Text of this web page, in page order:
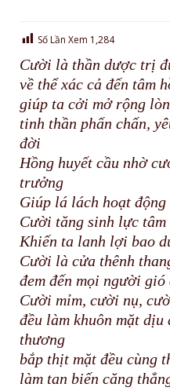
Số Lần Xem 1,284
Cười là thần dược trị
về thể xác cả đến tâm
giúp ta cởi mở rộng
tinh thần phấn chấn,
đời
Hồng huyết cầu nhờ
trưởng
Giúp lá lách hoạt động
Cười tăng sinh lực tâm
Khiến ta lanh lợi bao
Cười là cửa thênh
đem đến mọi người gió
Cười mỉm, cười nụ,
đều làm khuôn mặt dịu
thương
bắp thịt mặt đều cùng
làm tan biến căng